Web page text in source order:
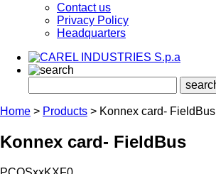
Contact us
Privacy Policy
Headquarters
Home > Products > Konnex card- FieldBus
Konnex card- FieldBus